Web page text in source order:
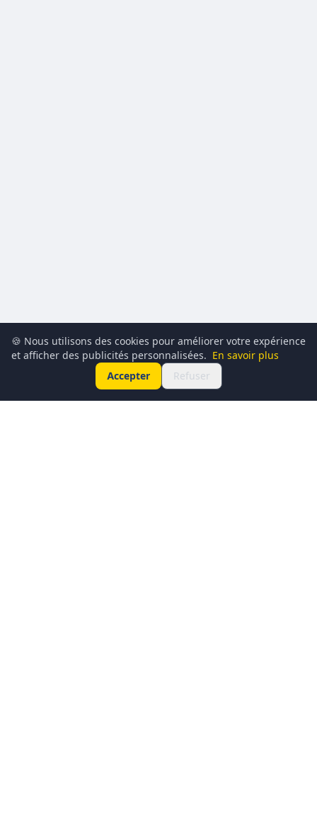
🍪 Nous utilisons des cookies pour améliorer votre expérience
et afficher des publicités personnalisées. En savoir plus
Accepter
Refuser